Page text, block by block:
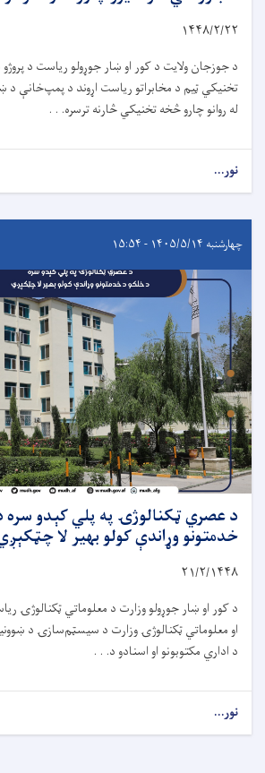
۱۴۴۸/۲/۲۲
د جوزجان ولایت د کور او ښار جوړولو ریاست د
تخنیکي ټیم د مخابراتو ریاست اړوند د پمپ‌خانې د
له روانو چارو څخه تخنیکي څارنه ترسره. . .
نور...
چهارشنبه ۱۴۰۵/۵/۱۴ - ۱۵:۵۴
د عصري ټکنالوژۍ په پلي کېدو
خدمتونو وړاندې کولو بهیر لا
۲۱/۲/۱۴۴۸
د کور او ښار جوړولو وزارت د معلوماتي ټکنالوژۍ
او معلوماتي ټکنالوژۍ وزارت د سیسټم‌سازۍ د
د اداري مکتوبونو او اسنادو د. . .
نور...